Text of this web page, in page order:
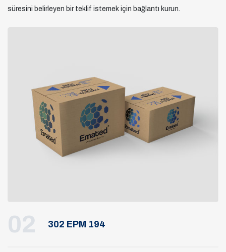
süresini belirleyen bir teklif istemek için bağlantı kurun.
02 302 EPM 194